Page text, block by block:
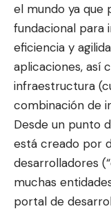
el mundo ya que
fundacional para
eficiencia y
aplicaciones, así
infraestructura
combinación de
Desde un punto
está creado por
desarrolladores
muchas
portal de